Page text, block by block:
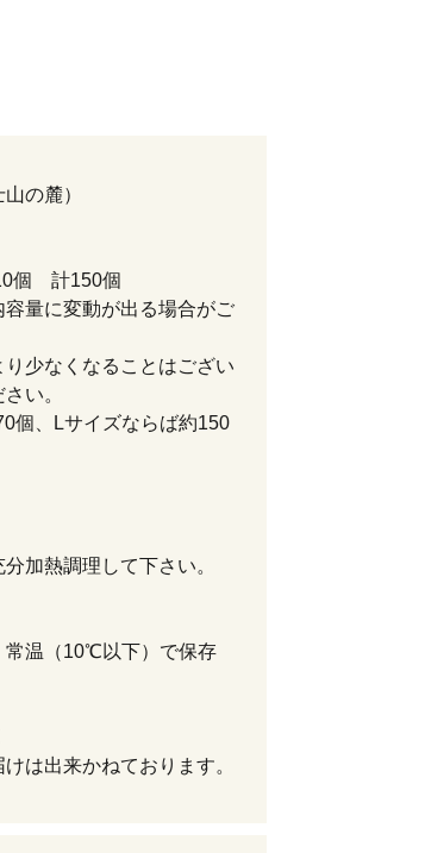
の麓）
個 計150個
量に変動が出る場合がご
少なくなることはござい
い。
個、Lサイズならば約150
加熱調理して下さい。
常温（10℃以下）で保存
は出来かねております。